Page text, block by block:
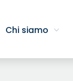
Chi siamo